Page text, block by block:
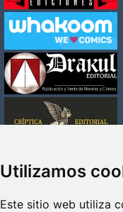
Utilizamos
Este sitio web utiliza